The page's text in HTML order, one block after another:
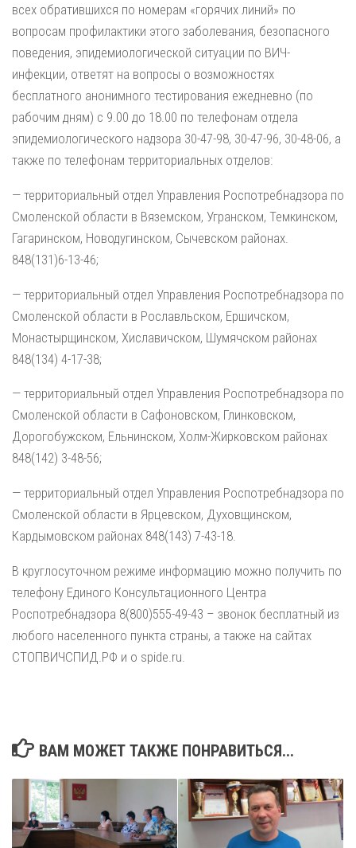
всех обратившихся по номерам «горячих линий» по
вопросам профилактики этого заболевания, безопасного
поведения, эпидемиологической ситуации по ВИЧ-
инфекции, ответят на вопросы о возможностях
бесплатного анонимного тестирования ежедневно (по
рабочим дням) с 9.00 до 18.00 по телефонам отдела
эпидемиологического надзора 30-47-98, 30-47-96, 30-48-06, а
также по телефонам территориальных отделов:
— территориальный отдел Управления Роспотребнадзора по
Смоленской области в Вяземском, Угранском, Темкинском,
Гагаринском, Новодугинском, Сычевском районах.
848(131)6-13-46;
— территориальный отдел Управления Роспотребнадзора по
Смоленской области в Рославльском, Ершичском,
Монастырщинском, Хиславичском, Шумячском районах
848(134) 4-17-38;
— территориальный отдел Управления Роспотребнадзора по
Смоленской области в Сафоновском, Глинковском,
Дорогобужском, Ельнинском, Холм-Жирковском районах
848(142) 3-48-56;
— территориальный отдел Управления Роспотребнадзора по
Смоленской области в Ярцевском, Духовщинском,
Кардымовском районах 848(143) 7-43-18.
В круглосуточном режиме информацию можно получить по
телефону Единого Консультационного Центра
Роспотребнадзора 8(800)555-49-43 – звонок бесплатный из
любого населенного пункта страны, а также на сайтах
СТОПВИЧСПИД.РФ и o spide.ru.
ВАМ МОЖЕТ ТАКЖЕ ПОНРАВИТЬСЯ...